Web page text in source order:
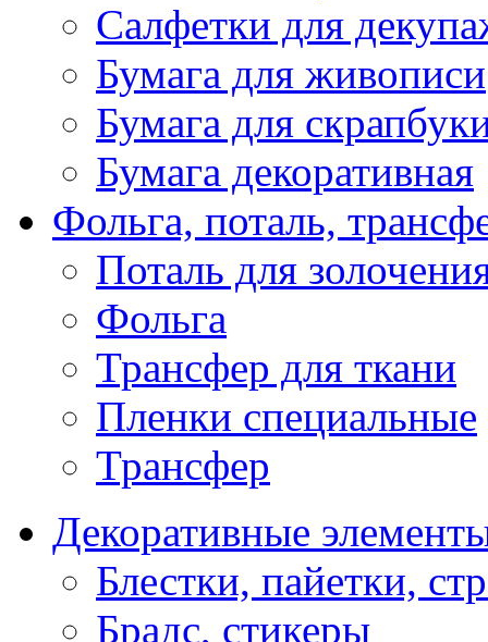
Салфетки для
Бумага для живописи
Бумага для
Бумага декоративная
Фольга, поталь,
Поталь для
Фольга
Трансфер для ткани
Пленки специальные
Трансфер
Декоративные
Блестки, пайетки,
Брадс, стикеры